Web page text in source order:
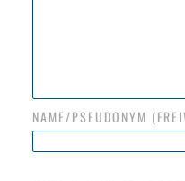
NAME/PSEUDONYM